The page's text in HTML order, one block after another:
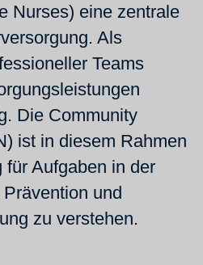
Nurses) eine zentrale
Als
Teams
Die Community
ist in diesem Rahmen
Aufgaben in der
und
zu verstehen.